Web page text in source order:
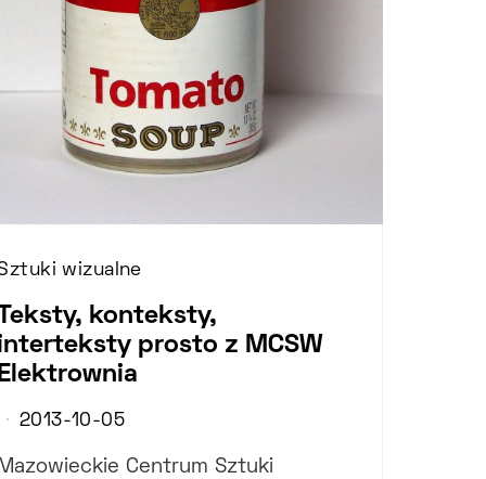
wizualne
konteksty,
prosto z MCSW
2013-10-05
Centrum Sztuki